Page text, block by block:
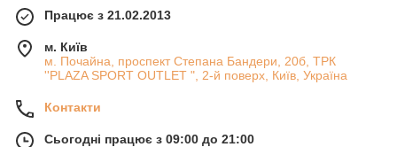
Працює з 21.02.2013
м. Київ
м. Почайна, проспект Степана Бандери, 20б, ТРК
''PLAZA SPORT OUTLET ", 2-й поверх, Київ, Україна
Контакти
Сьогодні працює з 09:00 до 21:00